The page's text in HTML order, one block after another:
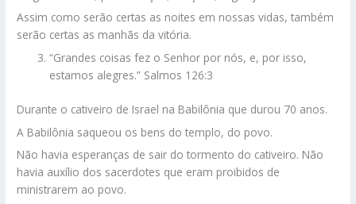
Assim como serão certas as noites em nossas vidas, também
serão certas as manhãs da vitória.
“Grandes coisas fez o Senhor por nós, e, por isso,
estamos alegres.” Salmos 126:3
Durante o cativeiro de Israel na Babilônia que durou 70 anos.
A Babilônia saqueou os bens do templo, do povo.
Não havia esperanças de sair do tormento do cativeiro. Não
havia auxílio dos sacerdotes que eram proibidos de
ministrarem ao povo.